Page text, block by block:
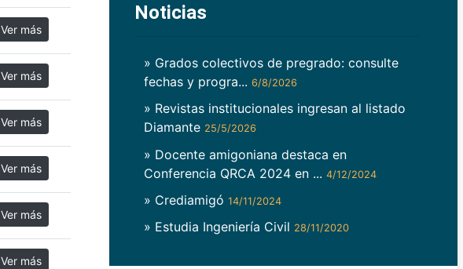
Ver más
Ver más
Ver más
Ver más
Ver más
Ver más
Noticias
» Grados colectivos de pregrado: consulte
fechas y progra... 6/8/2026
» Revistas institucionales ingresan al listado
Diamante 25/5/2026
» Docente amigoniana destaca en
Conferencia QRCA 2024 en ... 4/12/2024
» Crediamigó 14/11/2024
» Estudia Ingeniería Civil 28/11/2020